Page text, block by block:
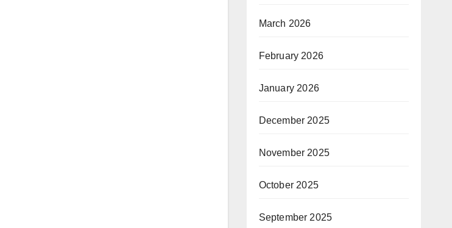
March 2026
February 2026
January 2026
December 2025
November 2025
October 2025
September 2025